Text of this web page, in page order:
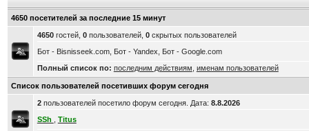
4650 посетителей за последние 15 минут
4650гостей, 0пользователей, 0скрытых пользователей
Бот - Bisnisseek.com, Бот - Yandex, Бот - Google.com
Полный список по: последним действиям именам пользователей
Список пользователей посетивших форум сегодня
2пользователей посетило форум сегодня. Дата: 8.8.2026
SSh
Titus